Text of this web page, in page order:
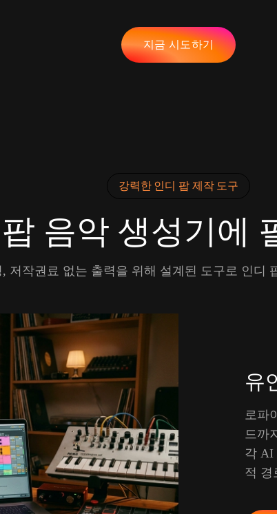
지금 시도하기
강력한 인디 팝 제작 도구
음악 생성기에
저작권료 없는 출력을 위해 설계된 도구로 인디
유
로파
드까
각 AI
적 경